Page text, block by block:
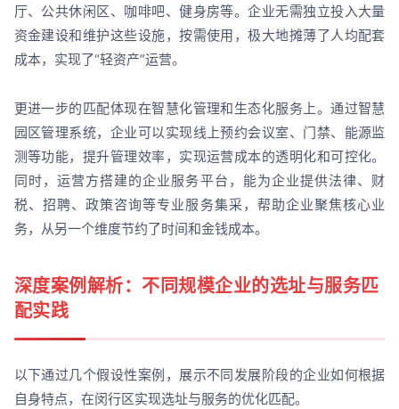
厅、公共休闲区、咖啡吧、健身房等。企业无需独立投入大量
资金建设和维护这些设施，按需使用，极大地摊薄了人均配套
成本，实现了“轻资产”运营。
更进一步的匹配体现在智慧化管理和生态化服务上。通过智慧
园区管理系统，企业可以实现线上预约会议室、门禁、能源监
测等功能，提升管理效率，实现运营成本的透明化和可控化。
同时，运营方搭建的企业服务平台，能为企业提供法律、财
税、招聘、政策咨询等专业服务集采，帮助企业聚焦核心业
务，从另一个维度节约了时间和金钱成本。
深度案例解析：不同规模企业的选址与服务匹
配实践
以下通过几个假设性案例，展示不同发展阶段的企业如何根据
自身特点，在闵行区实现选址与服务的优化匹配。